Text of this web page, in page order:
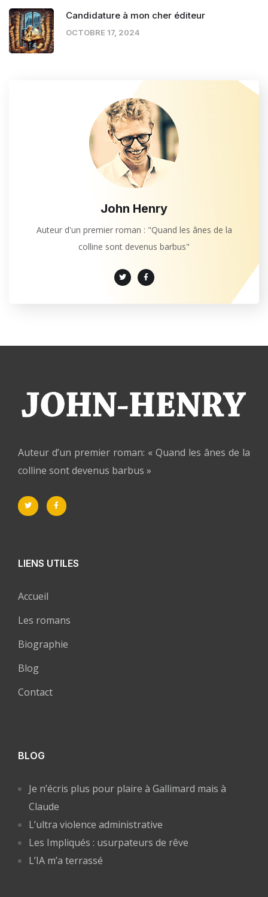
Candidature à mon cher éditeur
OCTOBRE 17, 2024
John Henry
Auteur d'un premier roman : "Quand les ânes de la
colline sont devenus barbus"
Auteur d’un premier roman: « Quand les ânes de la
colline sont devenus barbus »
LIENS UTILES
Accueil
Les romans
Biographie
Blog
Contact
BLOG
Je n’écris plus pour plaire à Gallimard mais à
Claude
L’ultra violence administrative
Les Impliqués : usurpateurs de rêve
L’IA m’a terrassé